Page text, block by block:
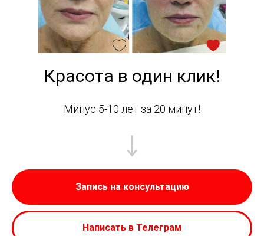
Красота в один клик!
Минус 5-10 лет за 20 минут!
Запись на консультацию
Написать в Телеграм